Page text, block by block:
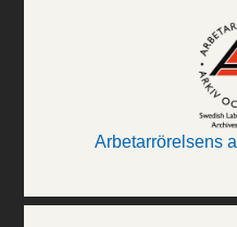
Arbetarrörelsens